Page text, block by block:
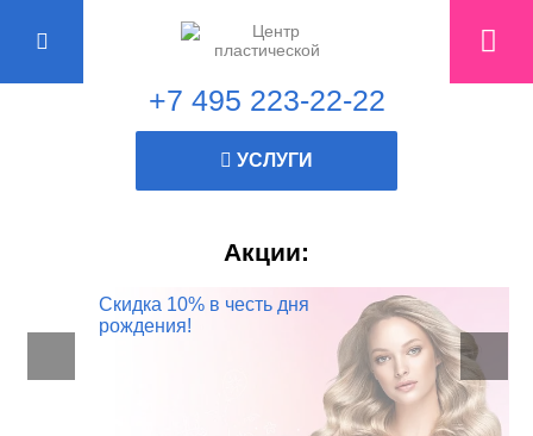
+7 495 223-22-22
УСЛУГИ
Акции:
Консультация
пластического хирурга
Скидка 10% в честь дня
рождения!